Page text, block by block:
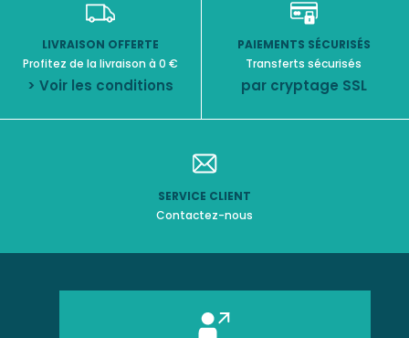
LIVRAISON OFFERTE
Profitez de la livraison à 0 €
> Voir les conditions
PAIEMENTS SÉCURISÉS
Transferts sécurisés
par cryptage SSL
SERVICE CLIENT
Contactez-nous